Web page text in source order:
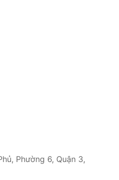
Phường 6, Quận 3,